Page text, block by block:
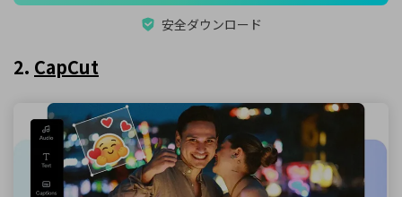
安全ダウンロード
2. CapCut